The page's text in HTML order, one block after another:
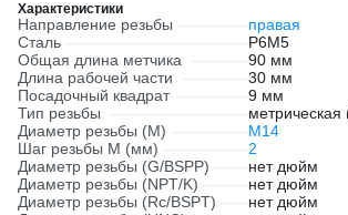
Характеристики
Направление резьбы
правая
Сталь
P6M5
Общая длина метчика
90 мм
Длина рабочей части
30 мм
Посадочный квадрат
9 мм
Тип резьбы
Диаметр резьбы (М)
М14
Шаг резьбы М (мм)
2
Диаметр резьбы (G/BSPP)
нет дюйм
Диаметр резьбы (NPT/K)
нет дюйм
Диаметр резьбы (Rc/BSPT)
нет дюйм